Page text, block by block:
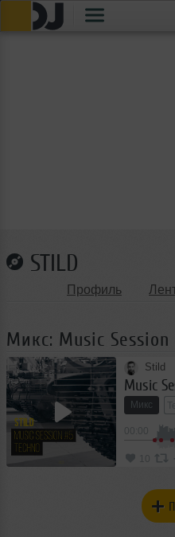
STILD
Профиль
Микс: Music Session
Stild
Music
Микс